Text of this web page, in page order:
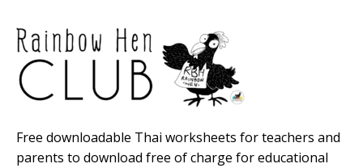
Free downloadable Thai worksheets for teachers and
parents to download free of charge for educational